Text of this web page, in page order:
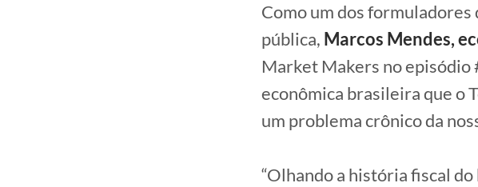
Como um dos
pública, Marcos Mendes,
Market Makers no
econômica brasileira que o
um problema crônico da
“Olhando a história fiscal